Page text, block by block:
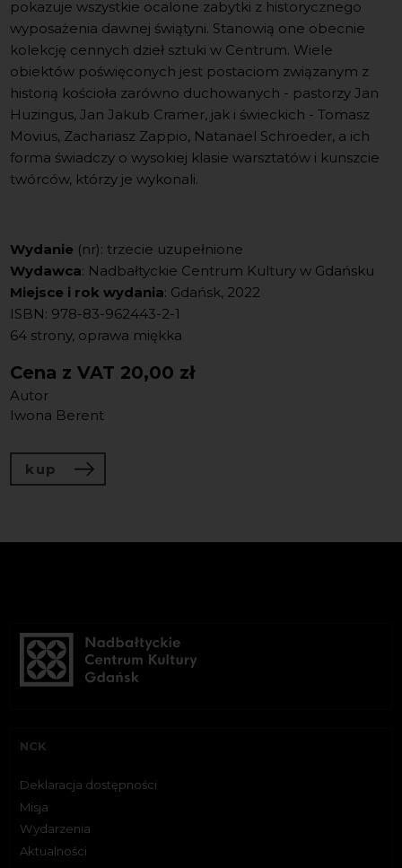
pokazuje wszystkie ocalone zabytki z historycznego
wyposażenia dawnej świątyni. Stanowią one obecnie
kolekcję cennych dzieł sztuki w Centrum. Wiele
obiektów poświęconych jest postaciom związanym z
historią kościoła zarówno duchowanych - pastorzy Jan
Huzingus, Jan Jakub Cramer, jak i świeckich - Tomasz
Movius, Zachariasz Zappio, Natanael Schroeder, a ich
forma świadczy o wysokiej klasie warsztatów i kunszcie
twórców, którzy je wykonali.
Wydanie (nr): trzecie uzupełnione
Wydawca: Nadbałtyckie Centrum Kultury w Gdańsku
Miejsce i rok wydania: Gdańsk, 2022
ISBN: 978-83-962443-2-1
64 strony, oprawa miękka
Cena z VAT 20,00 zł
Autor
Iwona Berent
kup
NCK
Deklaracja dostępności
Misja
Wydarzenia
Aktualności